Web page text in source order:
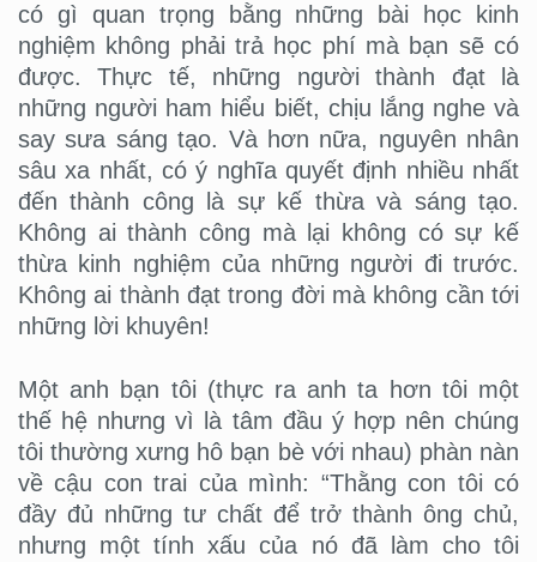
có gì quan trọng bằng những bài học kinh
nghiệm không phải trả học phí mà bạn sẽ có
được. Thực tế, những người thành đạt là
những người ham hiểu biết, chịu lắng nghe và
say sưa sáng tạo. Và hơn nữa, nguyên nhân
sâu xa nhất, có ý nghĩa quyết định nhiều nhất
đến thành công là sự kế thừa và sáng tạo.
Không ai thành công mà lại không có sự kế
thừa kinh nghiệm của những người đi trước.
Không ai thành đạt trong đời mà không cần tới
những lời khuyên!
Một anh bạn tôi (thực ra anh ta hơn tôi một
thế hệ nhưng vì là tâm đầu ý hợp nên chúng
tôi thường xưng hô bạn bè với nhau) phàn nàn
về cậu con trai của mình: “Thằng con tôi có
đầy đủ những tư chất để trở thành ông chủ,
nhưng một tính xấu của nó đã làm cho tôi